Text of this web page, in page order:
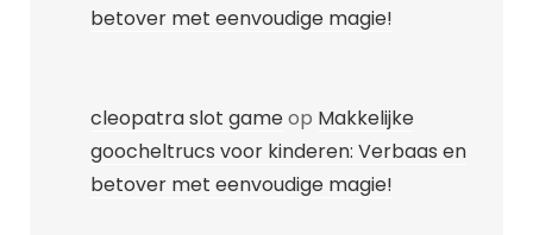
betover met eenvoudige magie!
cleopatra slot gameop Makkelijke
goocheltrucs voor kinderen: Verbaas en
betover met eenvoudige magie!